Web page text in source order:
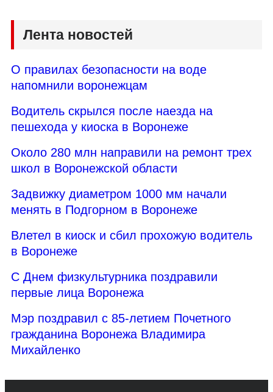
Лента новостей
О правилах безопасности на воде
напомнили воронежцам
Водитель скрылся после наезда на
пешехода у киоска в Воронеже
Около 280 млн направили на ремонт трех
школ в Воронежской области
Задвижку диаметром 1000 мм начали
менять в Подгорном в Воронеже
Влетел в киоск и сбил прохожую водитель
в Воронеже
С Днем физкультурника поздравили
первые лица Воронежа
Мэр поздравил с 85-летием Почетного
гражданина Воронежа Владимира
Михайленко